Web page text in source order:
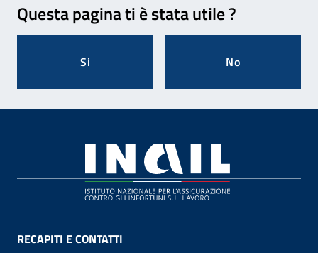
Questa pagina ti è stata utile ?
Si No
RECAPITI E CONTATTI